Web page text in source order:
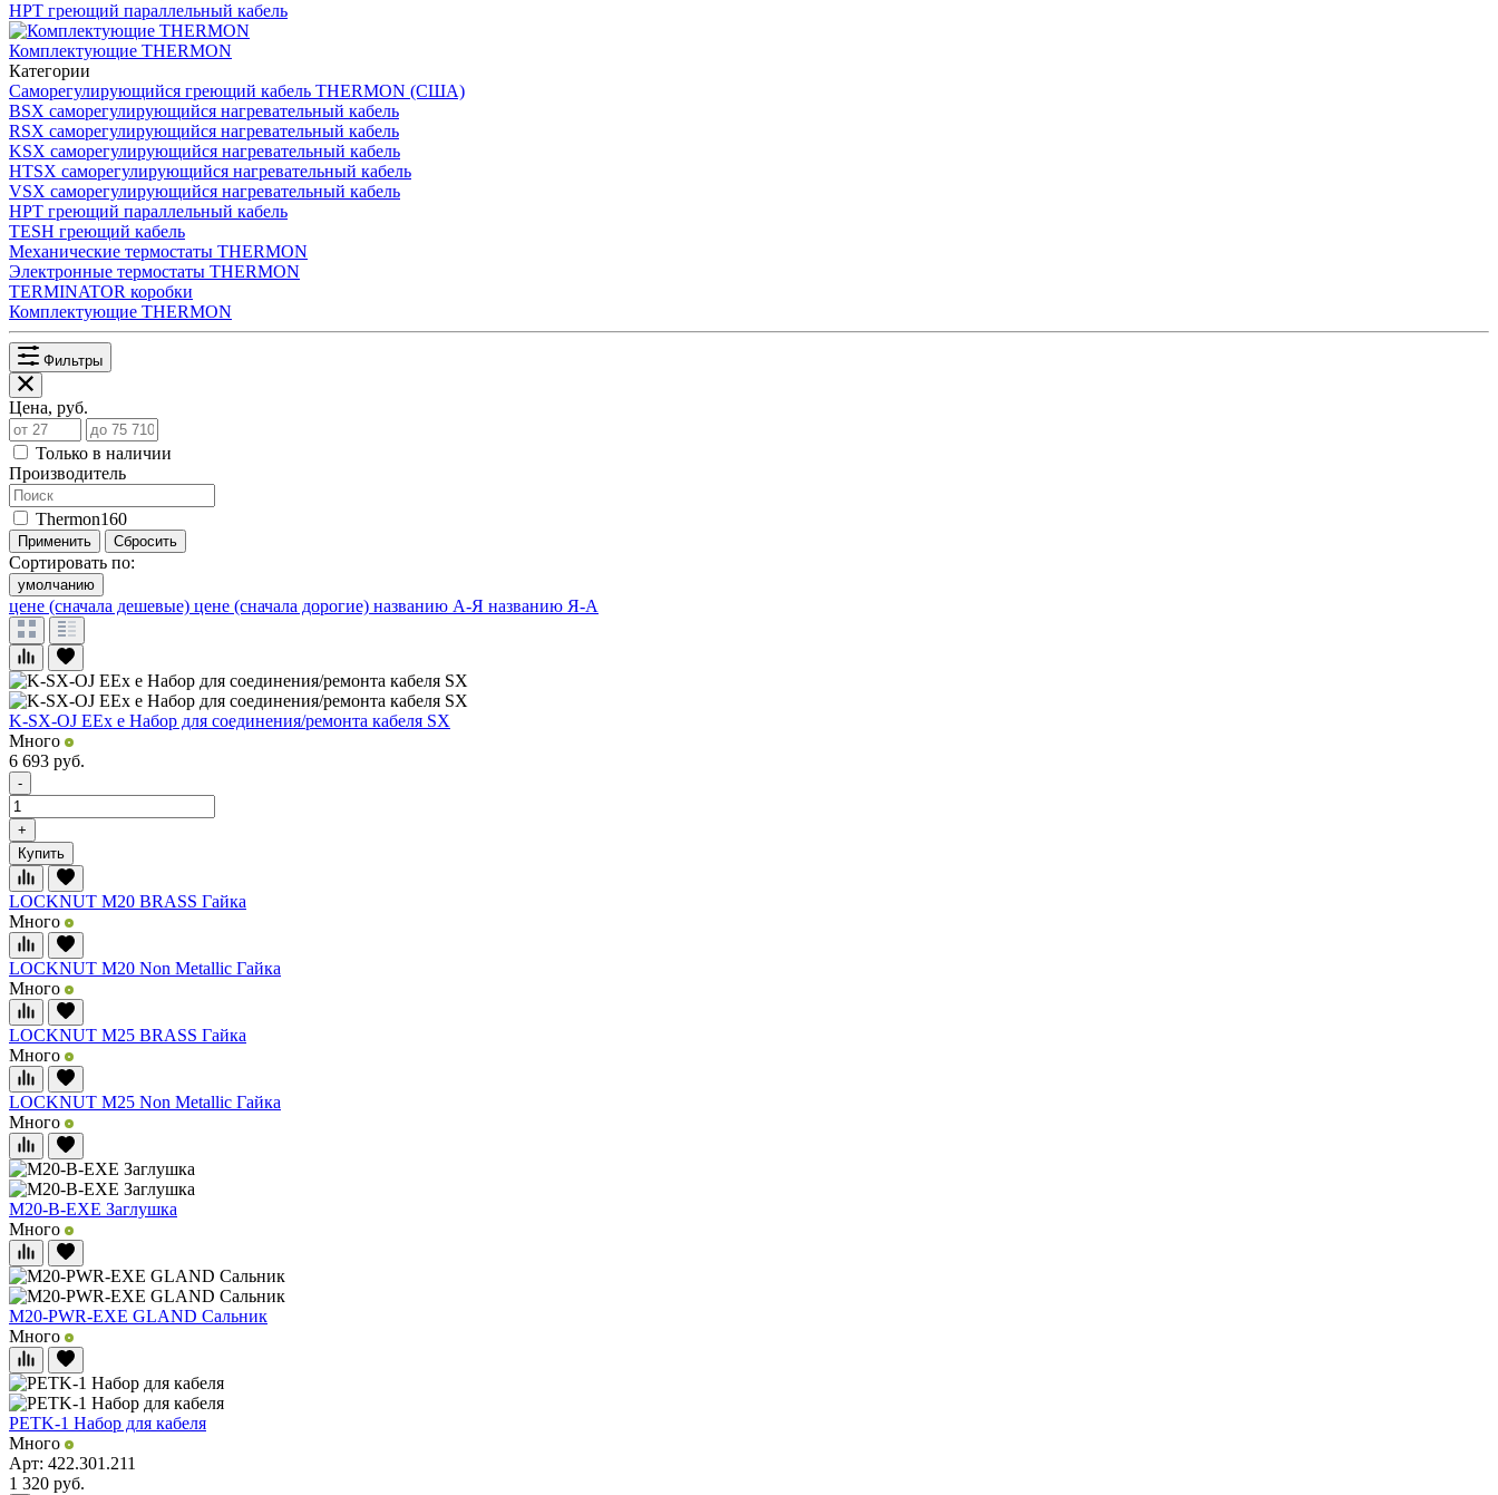
НРТ греющий параллельный кабель
Комплектующие THERMON
Категории
Саморегулирующийся греющий кабель THERMON (США)
BSX саморегулирующийся нагревательный кабель
RSX саморегулирующийся нагревательный кабель
KSX саморегулирующийся нагревательный кабель
HTSX саморегулирующийся нагревательный кабель
VSX саморегулирующийся нагревательный кабель
НРТ греющий параллельный кабель
TESH греющий кабель
Механические термостаты THERMON
Электронные термостаты THERMON
TERMINATOR коробки
Комплектующие THERMON
Фильтры
Цена, руб.
Только в наличии
Производитель
Thermon160
Применить Сбросить
Сортировать по:
умолчанию
цене (сначала дешевые) цене (сначала дорогие) названию А-Я названию Я-А
K-SX-OJ EEx e Набор для соединения/ремонта кабеля SX
Много
6 693 руб.
-
+
Купить
LOCKNUT M20 BRASS Гайка
Много
LOCKNUT M20 Non Metallic Гайка
Много
LOCKNUT M25 BRASS Гайка
Много
LOCKNUT M25 Non Metallic Гайка
Много
M20-B-EXE Заглушка
Много
M20-PWR-EXE GLAND Сальник
Много
PETK-1 Набор для кабеля
Много
Арт: 422.301.211
1 320 руб.